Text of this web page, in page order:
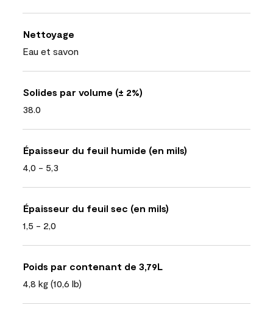
Nettoyage
Eau et savon
Solides par volume (± 2%)
38.0
Épaisseur du feuil humide (en mils)
4,0 - 5,3
Épaisseur du feuil sec (en mils)
1,5 - 2,0
Poids par contenant de 3,79L
4,8 kg (10,6 lb)